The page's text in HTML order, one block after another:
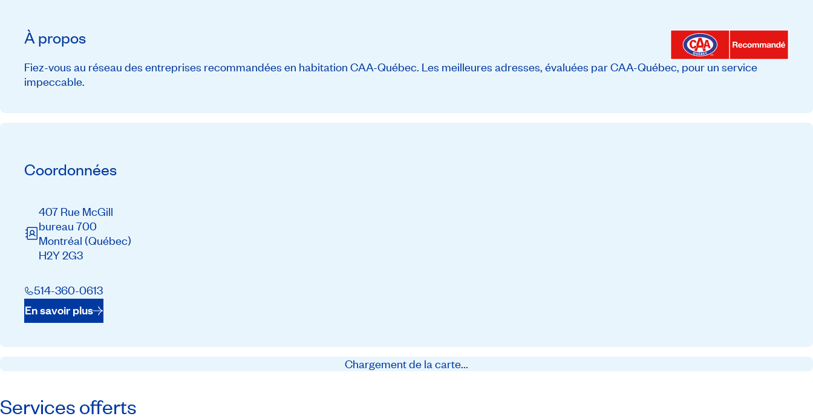
Recommandé par CAA-Québec
À propos
Fiez-vous au réseau des entreprises recommandées en habitation CAA-Québec. Les meilleures adresses, évaluées par CAA-Québec, pour un service
impeccable.
Coordonnées
407 Rue McGill
bureau 700
Montréal (Québec)
H2Y 2G3
514-360-0613
En savoir plus
Chargement de la carte...
Services offerts